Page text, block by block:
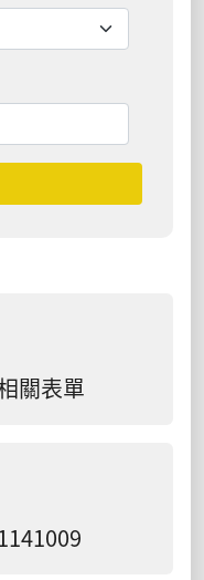
關表單